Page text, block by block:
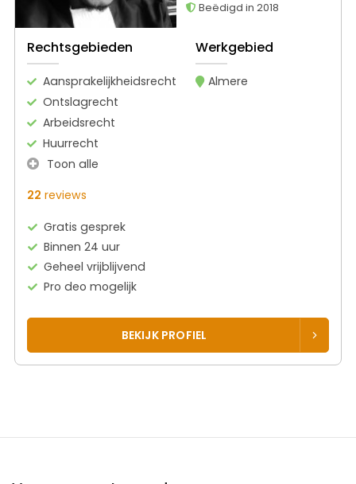
Beëdigd in 2018
Rechtsgebieden
Aansprakelijkheidsrecht
Ontslagrecht
Arbeidsrecht
Huurrecht
Toon alle
Werkgebied
Almere
22 reviews
Gratis gesprek
Binnen 24 uur
Geheel vrijblijvend
Pro deo mogelijk
BEKIJK PROFIEL